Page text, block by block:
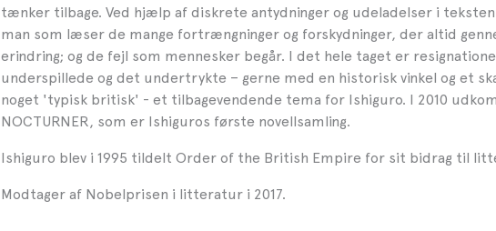
tænker tilbage. Ved hjælp af diskrete antydninger og udeladelser i
man som læser de mange fortrængninger og forskydninger, der altid
erindring; og de fejl som mennesker begår. I det hele taget er
underspillede og det undertrykte – gerne med en historisk vinkel og et
noget 'typisk britisk' - et tilbagevendende tema for Ishiguro. I 2010 udkom
NOCTURNER, som er Ishiguros første novellsamling.
Ishiguro blev i 1995 tildelt Order of the British Empire for sit bidrag til
Modtager af Nobelprisen i litteratur i 2017.